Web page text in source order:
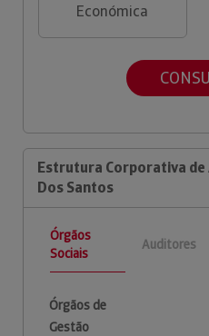
Económica
Estrutura Corporativa
Dos Santos
Órgãos
Sociais
Auditores
Órgãos de
Gestão